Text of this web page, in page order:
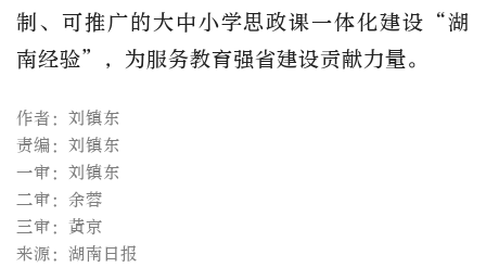
制、可推广的大中小学思政课一体化建设 “湖
南经验” ，为服务教育强省建设贡献力量。
作者：刘镇东
责编：刘镇东
一审：刘镇东
二审：余蓉
三审：黄京
来源：湖南日报